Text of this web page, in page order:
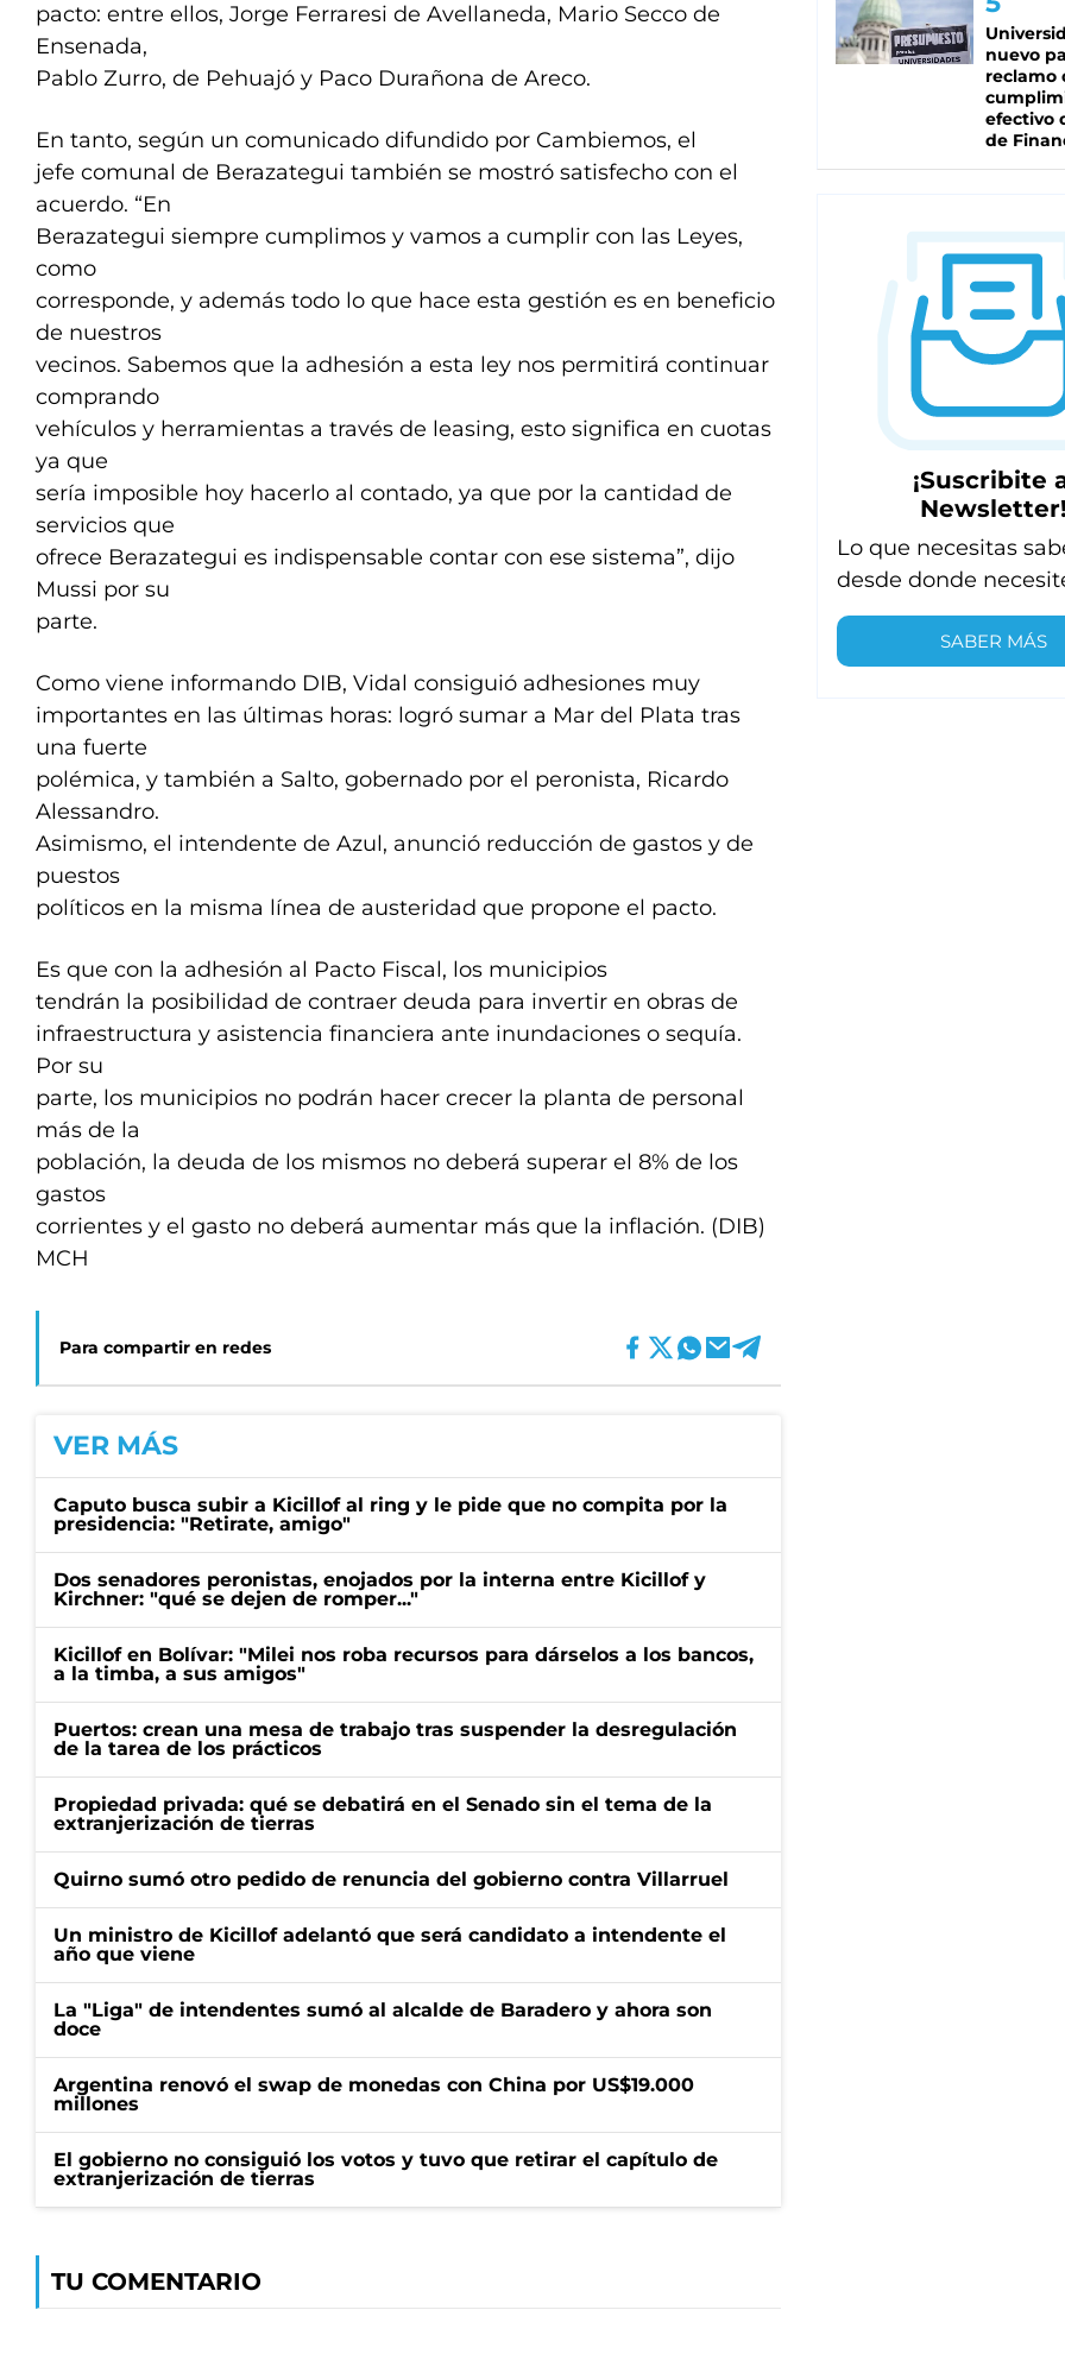
pacto: entre ellos, Jorge Ferraresi de Avellaneda, Mario Secco de
Ensenada,
Pablo Zurro, de Pehuajó y Paco Durañona de Areco.
En tanto, según un comunicado difundido por Cambiemos, el
jefe comunal de Berazategui también se mostró satisfecho con el
acuerdo. “En
Berazategui siempre cumplimos y vamos a cumplir con las Leyes,
como
corresponde, y además todo lo que hace esta gestión es en beneficio
de nuestros
vecinos. Sabemos que la adhesión a esta ley nos permitirá continuar
comprando
vehículos y herramientas a través de leasing, esto significa en cuotas
ya que
sería imposible hoy hacerlo al contado, ya que por la cantidad de
servicios que
ofrece Berazategui es indispensable contar con ese sistema”, dijo
Mussi por su
parte.
Como viene informando DIB, Vidal consiguió adhesiones muy
importantes en las últimas horas: logró sumar a Mar del Plata tras
una fuerte
polémica, y también a Salto, gobernado por el peronista, Ricardo
Alessandro.
Asimismo, el intendente de Azul, anunció reducción de gastos y de
puestos
políticos en la misma línea de austeridad que propone el pacto.
Es que con la adhesión al Pacto Fiscal, los municipios
tendrán la posibilidad de contraer deuda para invertir en obras de
infraestructura y asistencia financiera ante inundaciones o sequía.
Por su
parte, los municipios no podrán hacer crecer la planta de personal
más de la
población, la deuda de los mismos no deberá superar el 8% de los
gastos
corrientes y el gasto no deberá aumentar más que la inflación. (DIB)
MCH
Para compartir en redes
VER MÁS
Caputo busca subir a Kicillof al ring y le pide que no compita por la
presidencia: "Retirate, amigo"
Dos senadores peronistas, enojados por la interna entre Kicillof y
Kirchner: "qué se dejen de romper..."
Kicillof en Bolívar: "Milei nos roba recursos para dárselos a los bancos,
a la timba, a sus amigos"
Puertos: crean una mesa de trabajo tras suspender la desregulación
de la tarea de los prácticos
Propiedad privada: qué se debatirá en el Senado sin el tema de la
extranjerización de tierras
Quirno sumó otro pedido de renuncia del gobierno contra Villarruel
Un ministro de Kicillof adelantó que será candidato a intendente el
año que viene
La "Liga" de intendentes sumó al alcalde de Baradero y ahora son
doce
Argentina renovó el swap de monedas con China por US$19.000
millones
El gobierno no consiguió los votos y tuvo que retirar el capítulo de
extranjerización de tierras
TU COMENTARIO
nuevo
reclamo
efectivo
de
¡Suscribite
Newsletter!
Lo que necesitas
desde donde
SABER MÁS